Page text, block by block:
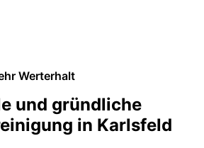
Werterhalt
und gründliche
in Karlsfeld